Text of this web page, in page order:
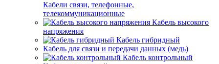
Кабели связи, телефонные,
телекоммуникационные
Кабель высокого
напряжения
Кабель гибридный
Кабель для связи и передачи данных (медь)
Кабель контрольный